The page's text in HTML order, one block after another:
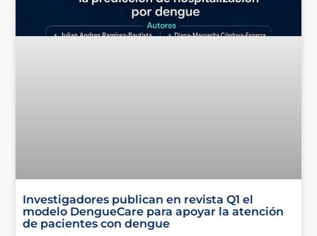
Investigadores publican en revista Q1 el
modelo DengueCare para apoyar la atención
de pacientes con dengue